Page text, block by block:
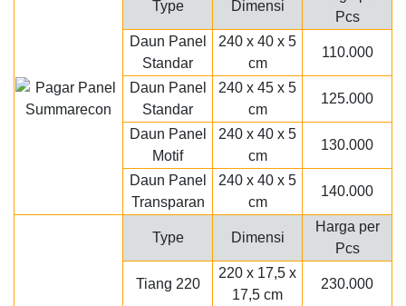
Type Dimensi
Pcs
Daun Panel
Standar
240 x 40 x 5
cm
110.000
Daun Panel
Standar
240 x 45 x 5
cm
125.000
Daun Panel
Motif
240 x 40 x 5
cm
130.000
Daun Panel
Transparan
240 x 40 x 5
cm
140.000
Type Dimensi
Harga per
Pcs
Tiang 220
220 x 17,5 x
17,5 cm
230.000